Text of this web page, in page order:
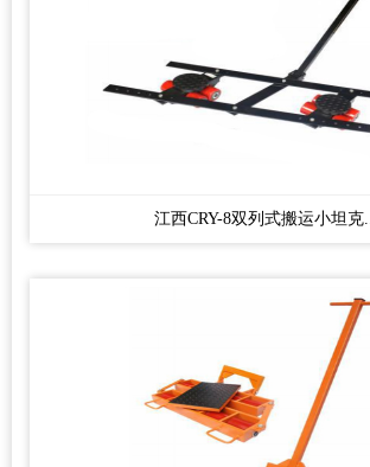
江西CRY-8双列式搬运小坦克...